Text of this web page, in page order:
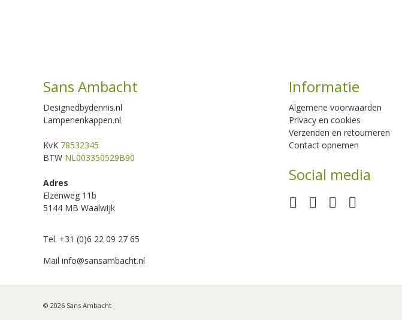
Sans Ambacht
Designedbydennis.nl
Lampenenkappen.nl
KvK 78532345
BTW NL003350529B90
Adres
Elzenweg 11b
5144 MB Waalwijk
Tel. +31 (0)6 22 09 27 65
Mail info@sansambacht.nl
Informatie
Algemene voorwaarden
Privacy en cookies
Verzenden en retourneren
Contact opnemen
Social media
© 2026 Sans Ambacht